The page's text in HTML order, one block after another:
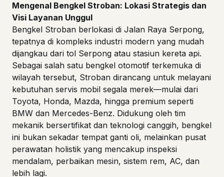
Mengenal Bengkel Stroban: Lokasi Strategis dan
Visi Layanan Unggul
Bengkel Stroban berlokasi di Jalan Raya Serpong,
tepatnya di kompleks industri modern yang mudah
dijangkau dari tol Serpong atau stasiun kereta api.
Sebagai salah satu bengkel otomotif terkemuka di
wilayah tersebut, Stroban dirancang untuk melayani
kebutuhan servis mobil segala merek—mulai dari
Toyota, Honda, Mazda, hingga premium seperti
BMW dan Mercedes-Benz. Didukung oleh tim
mekanik bersertifikat dan teknologi canggih, bengkel
ini bukan sekadar tempat ganti oli, melainkan pusat
perawatan holistik yang mencakup inspeksi
mendalam, perbaikan mesin, sistem rem, AC, dan
lebih lagi.